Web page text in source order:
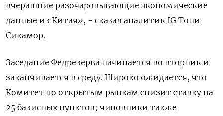
вчерашние разочаровывающие экономические
данные из Китая», - сказал аналитик IG Тони
Сикамор.
Заседание Федрезерва начинается во вторник и
заканчивается в среду. Широко ожидается, что
Комитет по открытым рынкам снизит ставку на
25 базисных пунктов; чиновники также